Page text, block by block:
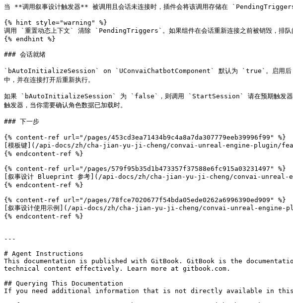
当 **调用叙事设计触发器** 被调用且会话未连接时，插件会将该调用存储在 `PendingTriggers`
{% hint style="warning" %}
调用 `重置动态上下文` 清除 `PendingTriggers`。如果组件在会话重新连接之前被销毁，排队
{% endhint %}
### 会话就绪
`bAutoInitializeSession` on `UConvaiChatbotComponent` 默认为 `true`。启用后，
中，并在连接打开后重新执行。
如果 `bAutoInitializeSession` 为 `false`，则调用 `StartSession` 请在预期触发器立即
触发器，当你需要确认角色数据已加载时。
### 下一步
{% content-ref url="/pages/453cd3ea71434b9c4a8a7da307779eeb39996f99" %}
[模板键](/api-docs/zh/cha-jian-yu-ji-cheng/convai-unreal-engine-plugin/
{% endcontent-ref %}
{% content-ref url="/pages/579f95b35d1b473357f37588e6fc915a03231497" %}
[叙事设计 Blueprint 参考](/api-docs/zh/cha-jian-yu-ji-cheng/convai-
{% endcontent-ref %}
{% content-ref url="/pages/78fce7020677f54bda05ede0262a6996390ed909" %}
[叙事设计使用示例](/api-docs/zh/cha-jian-yu-ji-cheng/convai-unreal-
{% endcontent-ref %}
---
# Agent Instructions
This documentation is published with GitBook. GitBook is the
technical content effectively. Learn more at gitbook.com.
## Querying This Documentation
If you need additional information that is not directly available in this